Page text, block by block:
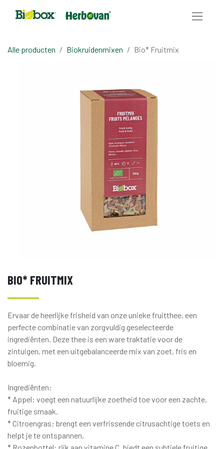
Alle producten Biokruidenmixen Bio* Fruitmix
BIO* FRUITMIX
Ervaar de heerlijke frisheid van onze unieke fruitthee, een
perfecte combinatie van zorgvuldig geselecteerde
ingrediënten. Deze thee is een ware traktatie voor de
zintuigen, met een uitgebalanceerde mix van zoet, fris en
bloemig.
Ingrediënten:
* Appel: voegt een natuurlijke zoetheid toe voor een zachte,
fruitige smaak.
* Citroengras: brengt een verfrissende citrusachtige toets en
helpt je te ontspannen.